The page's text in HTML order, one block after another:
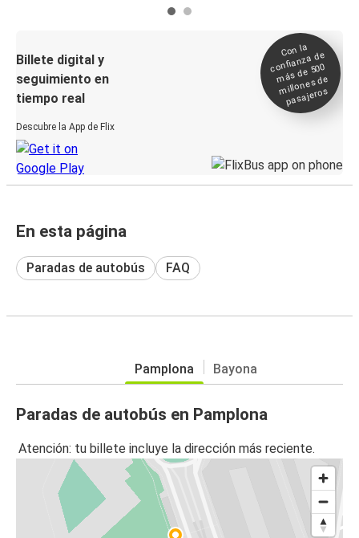
Billete digital y
seguimiento en
tiempo real
Descubre la App de Flix
Con la
confianza de
más de 500
millones de
pasajeros
En esta página
Paradas de autobús FAQ
Pamplona Bayona
Paradas de autobús en Pamplona
Atención: tu billete incluye la dirección más reciente.